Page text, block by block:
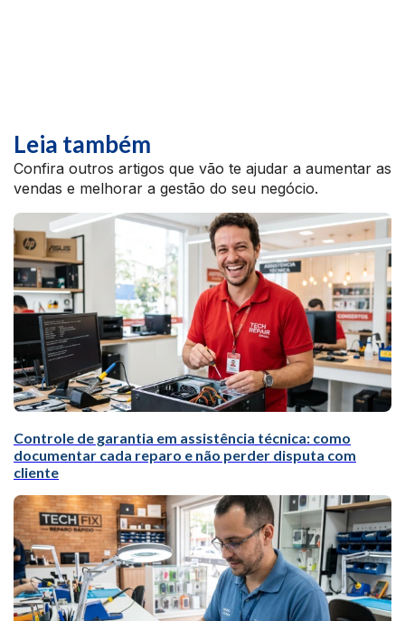
Leia também
Confira outros artigos que vão te ajudar a aumentar as
vendas e melhorar a gestão do seu negócio.
Controle de garantia em assistência técnica: como
documentar cada reparo e não perder disputa com
cliente